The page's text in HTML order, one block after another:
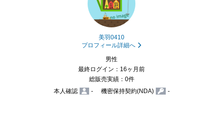
美羽0410
プロフィール詳細へ
男性
最終ログイン：16ヶ月前
総販売実績：0件
本人確認
- 機密保持契約(NDA) -